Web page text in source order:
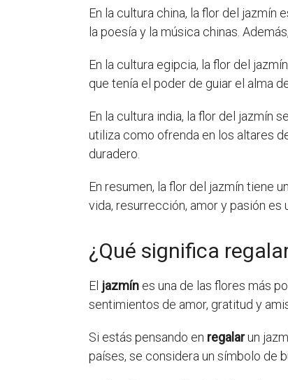
En la cultura china, la flor del jazmín
la poesía y la música chinas.
En la cultura egipcia, la flor del
que tenía el poder de guiar el alma
En la cultura india, la flor del jazmín
utiliza como ofrenda en los altares
duradero.
En resumen, la flor del jazmín tiene
vida, resurrección, amor y pasión
¿Qué significa
El jazmín es una de las flores más
sentimientos de amor, gratitud y
Si estás pensando en regalarun
países, se considera un símbolo de